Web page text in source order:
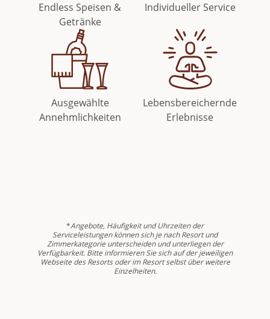
Endless Speisen &
Getränke
Individueller Service
Ausgewählte
Annehmlichkeiten
Lebensbereichernde
Erlebnisse
*Angebote, Häufigkeit und Uhrzeiten der
Serviceleistungen können sich je nach Resort und
Zimmerkategorie unterscheiden und unterliegen der
Verfügbarkeit. Bitte informieren Sie sich auf der jeweiligen
Webseite des Resorts oder im Resort selbst über weitere
Einzelheiten.